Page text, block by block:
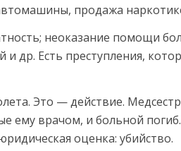
продажа
неока­зание помощи
и др. Есть преступления,
Это — действие.
ему врачом, и больной
оценка: убийство.